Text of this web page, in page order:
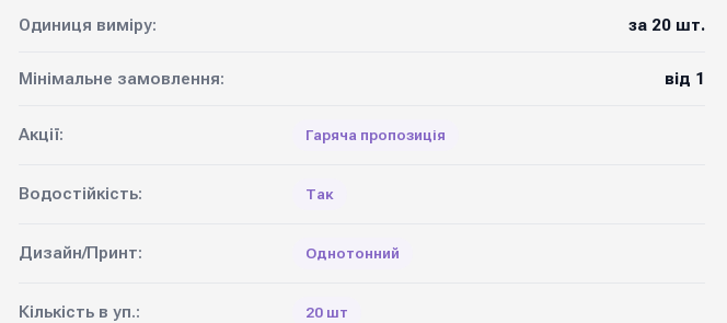
Одиниця виміру: за 20 шт.
Мінімальне замовлення: від 1
Акції: Гаряча пропозиція
Водостійкість: Так
Дизайн/Принт: Однотонний
Кількість в уп.: 20 шт